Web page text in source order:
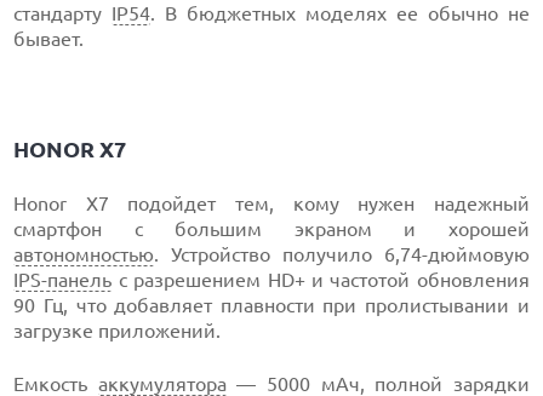
стандарту IP54. В бюджетных моделях ее обычно не
бывает.
HONOR X7
Honor X7 подойдет тем, кому нужен надежный
смартфон с большим экраном и хорошей
автономностью. Устройство получило 6,74-дюймовую
IPS-панель с разрешением HD+ и частотой обновления
90 Гц, что добавляет плавности при пролистывании и
загрузке приложений.
Емкость аккумулятора— 5000 мАч, полной зарядки